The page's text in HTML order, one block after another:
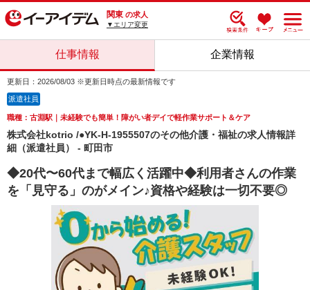
関東 の求人
▼エリア変更
仕事情報 企業情報
更新日：2026/08/03 ※更新日時点の最新情報です
派遣社員
職種：古淵駅｜未経験でも簡単！障がい者デイで軽作業サポート＆ケア
株式会社kotrio /●YK-H-1955507のその他介護・福祉の求人情報詳
細（派遣社員） - 町田市
◆20代〜60代まで幅広く活躍中◆利用者さんの作業
を「見守る」のがメイン♪資格や経験は一切不要◎